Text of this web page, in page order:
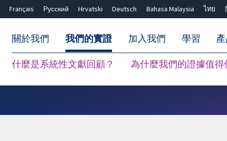
Français Русский Hrvatski Deutsch Bahasa Malaysia ไทย
關於我們 我們的實證
什麼是系統性文獻回顧？ 為什麼我們的證據值得
加入我們 學習